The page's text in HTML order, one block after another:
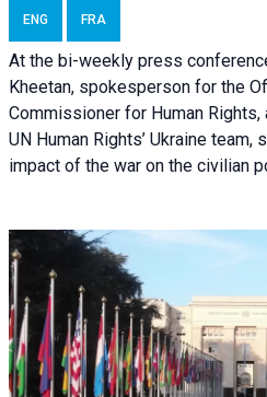
ENG FRA
At the bi-weekly press
Kheetan, spokesperson for the
Commissioner for Human
UN Human Rights’ Ukraine
impact of the war on the civilian